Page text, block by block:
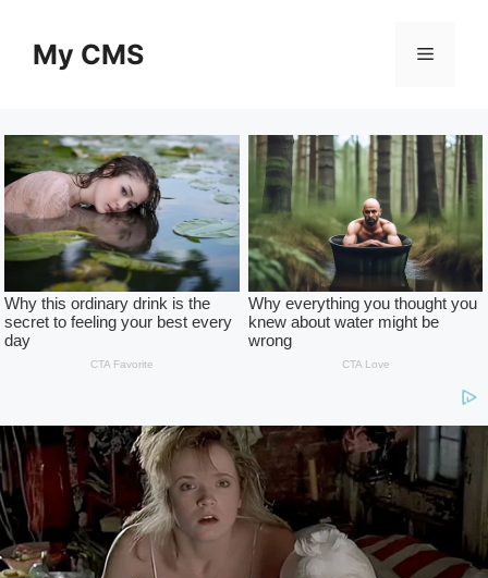
contentMy CMS Menu